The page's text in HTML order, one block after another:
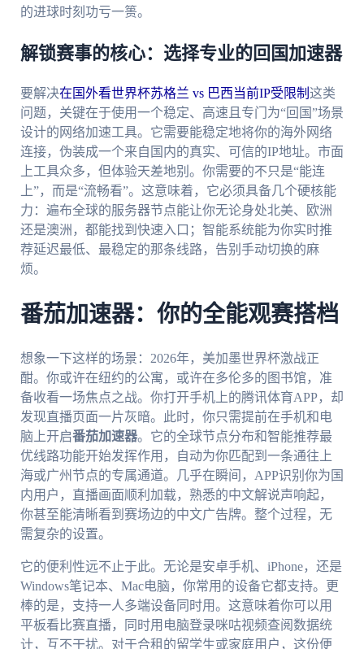
的进球时刻功亏一篑。
解锁赛事的核心：选择专业的回国加速器
要解决在国外看世界杯苏格兰 vs 巴西当前IP受限制 这类
问题，关键在于使用一个稳定、高速且专门为“回国”场景
设计的网络加速工具。它需要能稳定地将你的海外网络
连接，伪装成一个来自国内的真实、可信的IP地址。市面
上工具众多，但体验天差地别。你需要的不只是“能连
上”，而是“流畅看”。这意味着，它必须具备几个硬核能
力：遍布全球的服务器节点能让你无论身处北美、欧洲
还是澳洲，都能找到快速入口；智能系统能为你实时推
荐延迟最低、最稳定的那条线路，告别手动切换的麻
烦。
番茄加速器：你的全能观赛搭档
想象一下这样的场景：2026年，美加墨世界杯激战正
酣。你或许在纽约的公寓，或许在多伦多的图书馆，准
备收看一场焦点之战。你打开手机上的腾讯体育APP，却
发现直播页面一片灰暗。此时，你只需提前在手机和电
脑上开启番茄加速器。它的全球节点分布和智能推荐最
优线路功能开始发挥作用，自动为你匹配到一条通往上
海或广州节点的专属通道。几乎在瞬间，APP识别你为国
内用户，直播画面顺利加载，熟悉的中文解说声响起，
你甚至能清晰看到赛场边的中文广告牌。整个过程，无
需复杂的设置。
它的便利性远不止于此。无论是安卓手机、iPhone，还是
Windows笔记本、Mac电脑，你常用的设备它都支持。更
棒的是，支持一人多端设备同时用。这意味着你可以用
平板看比赛直播，同时用电脑登录咪咕视频查阅数据统
计，互不干扰。对于合租的留学生或家庭用户，这份便